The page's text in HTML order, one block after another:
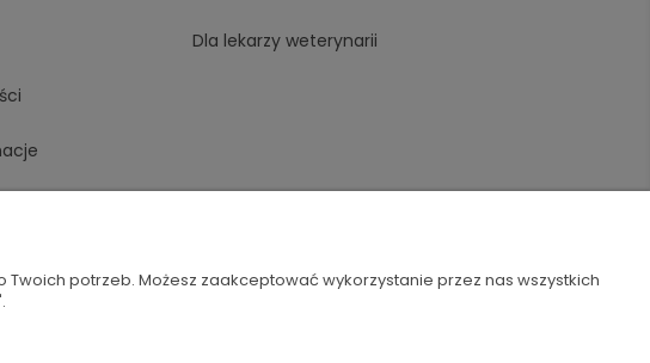
Dla lekarzy weterynarii
potrzeb. Możesz zaakceptować wykorzystanie przez nas wszystkich